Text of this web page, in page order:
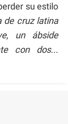
su estilo
de cruz latina
un ábside
con dos...